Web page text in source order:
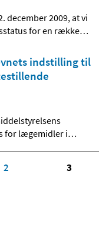
december 2009, at vi
for en række…
indstilling til
for lægemidler i…
2 3